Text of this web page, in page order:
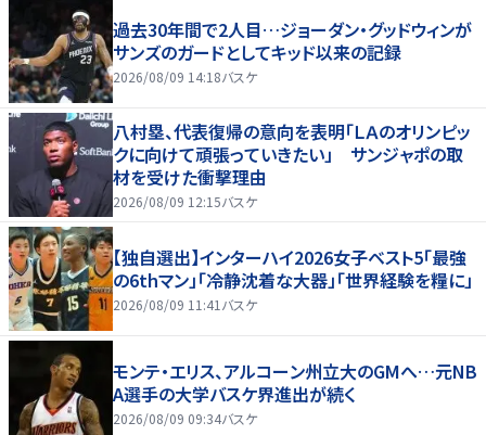
過去30年間で2人目…ジョーダン・グッドウィンが
サンズのガードとしてキッド以来の記録
2026/08/09 14:18バスケ
八村塁、代表復帰の意向を表明「ＬＡのオリンピッ
クに向けて頑張っていきたい」 サンジャポの取
材を受けた衝撃理由
2026/08/09 12:15バスケ
【独自選出】インターハイ2026女子ベスト5「最強
の6thマン」「冷静沈着な大器」「世界経験を糧に」
2026/08/09 11:41 バスケ
モンテ・エリス、アルコーン州立大のGMへ…元NB
A選手の大学バスケ界進出が続く
2026/08/09 09:34バスケ